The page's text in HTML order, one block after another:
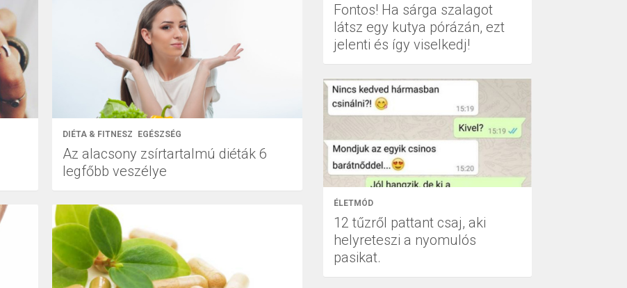
DIÉTA & FITNESZ EGÉSZSÉG
Az alacsony zsírtartalmú diéták 6
legfőbb veszélye
Fontos! Ha sárga szalagot
látsz egy kutya pórázán, ezt
jelenti és így viselkedj!
ÉLETMÓD
12 tűzről pattant csaj, aki
helyreteszi a nyomulós
pasikat.